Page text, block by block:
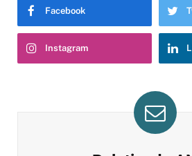
Facebook
Instagram